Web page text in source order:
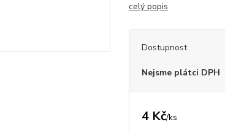
celý popis
Dostupnost
Nejsme plátci DPH
4 Kč/ks